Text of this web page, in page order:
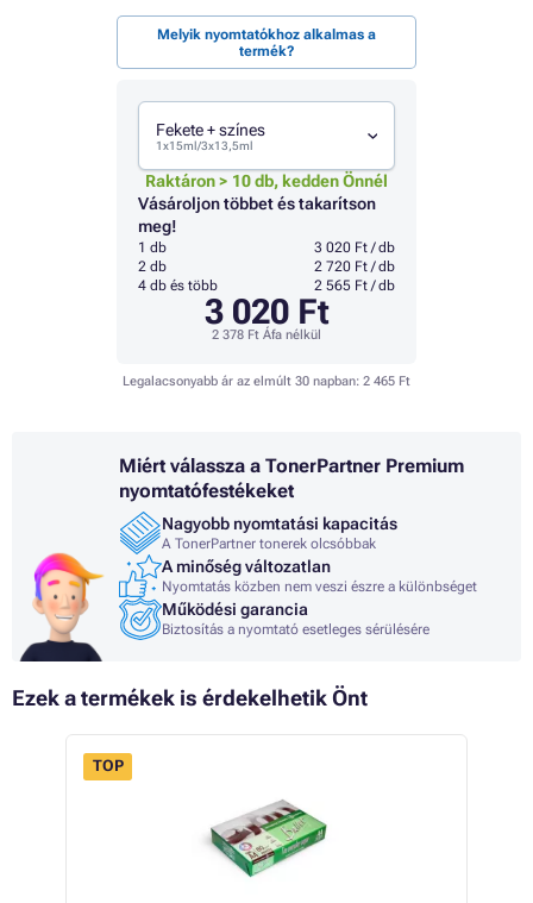
Melyik nyomtatókhoz alkalmas a
termék?
Fekete + színes
1x15ml/3x13,5ml
Raktáron > 10 db, kedden Önnél
Vásároljon többet és takarítson
meg!
1 db
3 020 Ft / db
2 db
2 720 Ft / db
4 db és több
2 565 Ft / db
3 020 Ft
2 378 Ft Áfa nélkül
Legalacsonyabb ár az elmúlt 30 napban: 2 465 Ft
Miért válassza a TonerPartner Premium
nyomtatófestékeket
Nagyobb nyomtatási kapacitás
A TonerPartner tonerek olcsóbbak
A minőség változatlan
Nyomtatás közben nem veszi észre a különbséget
Működési garancia
Biztosítás a nyomtató esetleges sérülésére
Ezek a termékek is érdekelhetik Önt
TOP